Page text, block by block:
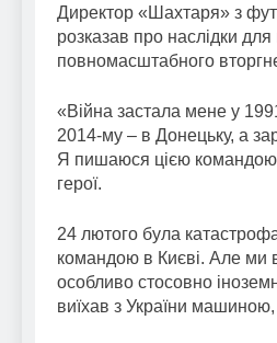
Директор «Шахтаря» з
розказав про наслідки для
повномасштабного
«Війна застала мене у
2014-му – в Донецьку, а
Я пишаюся цією
герої.
24 лютого була
командою в Києві. Але ми
особливо стосовно
виїхав з України